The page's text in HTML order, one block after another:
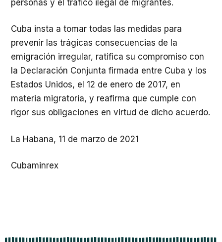
personas y el tráfico ilegal de migrantes.
Cuba insta a tomar todas las medidas para
prevenir las trágicas consecuencias de la
emigración irregular, ratifica su compromiso con
la Declaración Conjunta firmada entre Cuba y los
Estados Unidos, el 12 de enero de 2017, en
materia migratoria, y reafirma que cumple con
rigor sus obligaciones en virtud de dicho acuerdo.
La Habana, 11 de marzo de 2021
Cubaminrex